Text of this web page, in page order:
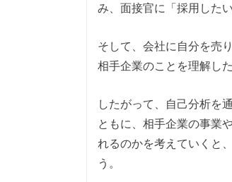
み、面接官に「採用した
そして、会社に自分を売
相手企業のことを理解し
したがって、自己分析を
ともに、相手企業の事業
れるのかを考えていくと
う。